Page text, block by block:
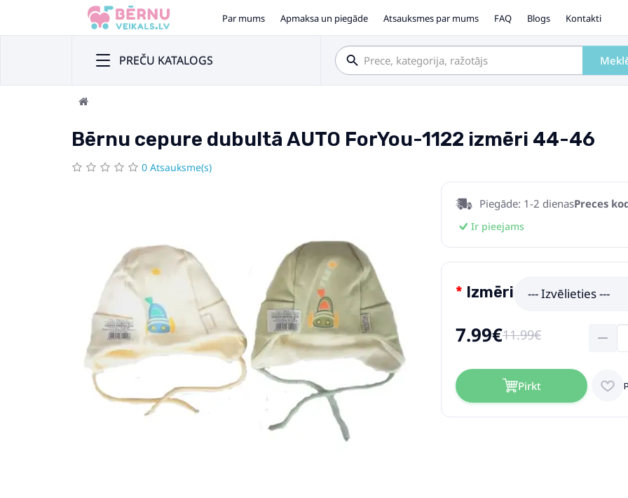
Par mums Apmaksa un piegāde Atsauksmes par mums FAQ Blogs Kontakti
PREČU KATALOGS
Bērnu cepure dubultā AUTO ForYou-1122 izmēri 44-46
0 Atsauksme(s)
Piegāde: 1-2 dienasPreces
Ir pieejams
Izmēri --- Izvēlieties ---
7.99€11.99€
Pirkt